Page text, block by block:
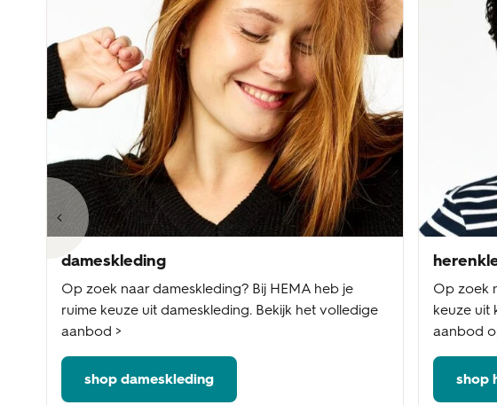
dameskleding
Op zoek naar dameskleding? Bij HEMA heb je
ruime keuze uit dameskleding. Bekijk het volledige
aanbod >
shop dameskleding
Op zoek
keuze uit
aanbod
shop